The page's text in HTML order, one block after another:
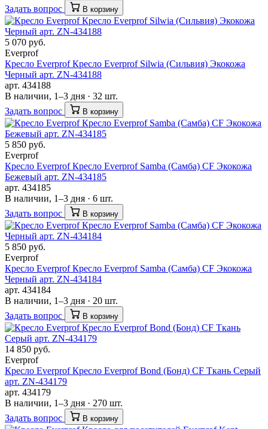
Задать вопрос
В корзину
5 070 руб.
Everprof
Кресло Everprof Кресло Everprof Silwia (Сильвия) Экокожа
Черный арт. ZN-434188
арт. 434188
В наличии, 1–3 дня · 32 шт.
Задать вопрос
В корзину
5 850 руб.
Everprof
Кресло Everprof Кресло Everprof Samba (Самба) CF Экокожа
Бежевый арт. ZN-434185
арт. 434185
В наличии, 1–3 дня · 6 шт.
Задать вопрос
В корзину
5 850 руб.
Everprof
Кресло Everprof Кресло Everprof Samba (Самба) CF Экокожа
Черный арт. ZN-434184
арт. 434184
В наличии, 1–3 дня · 20 шт.
Задать вопрос
В корзину
14 850 руб.
Everprof
Кресло Everprof Кресло Everprof Bond (Бонд) CF Ткань Серый
арт. ZN-434179
арт. 434179
В наличии, 1–3 дня · 270 шт.
Задать вопрос
В корзину